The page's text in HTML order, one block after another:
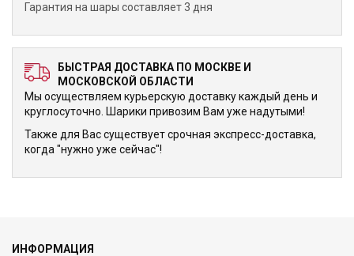
Гарантия на шары составляет 3 дня
БЫСТРАЯ ДОСТАВКА ПО МОСКВЕ И
МОСКОВСКОЙ ОБЛАСТИ
Мы осуществляем курьерскую доставку каждый день и
круглосуточно. Шарики привозим Вам уже надутыми!
Также для Вас существует срочная экспресс-доставка,
когда "нужно уже сейчас"!
ИНФОРМАЦИЯ